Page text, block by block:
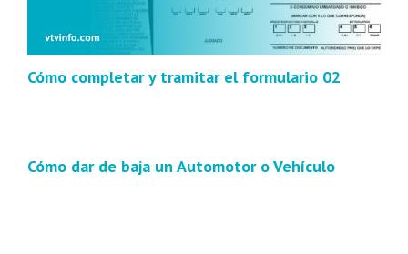
Cómo completar y tramitar el formulario 02
Cómo dar de baja un Automotor o Vehículo